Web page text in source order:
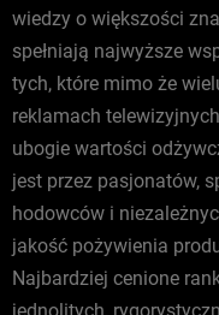
wiedzy o większości
spełniają najwyższe
tych, które mimo że
reklamach
ubogie wartości
jest przez pasjonatów,
hodowców i
jakość pożywienia
Najbardziej cenione